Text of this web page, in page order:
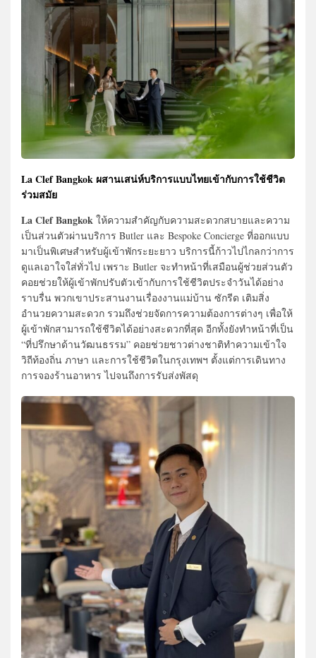
La Clef Bangkok ผสานเสน่ห์บริการแบบไทยเข้ากับการใช้ชีวิต
ร่วมสมัย
La Clef Bangkok ให้ความสำคัญกับความสะดวกสบายและความ
เป็นส่วนตัวผ่านบริการ Butler และ Bespoke Concierge ที่ออกแบบ
มาเป็นพิเศษสำหรับผู้เข้าพักระยะยาว บริการนี้ก้าวไปไกลกว่าการ
ดูแลเอาใจใส่ทั่วไป เพราะ Butler จะทำหน้าที่เสมือนผู้ช่วยส่วนตัว
คอยช่วยให้ผู้เข้าพักปรับตัวเข้ากับการใช้ชีวิตประจำวันได้อย่าง
ราบรื่น พวกเขาประสานงานเรื่องงานแม่บ้าน ซักรีด เติมสิ่ง
อำนวยความสะดวก รวมถึงช่วยจัดการความต้องการต่างๆ เพื่อให้
ผู้เข้าพักสามารถใช้ชีวิตได้อย่างสะดวกที่สุด อีกทั้งยังทำหน้าที่เป็น
“ที่ปรึกษาด้านวัฒนธรรม” คอยช่วยชาวต่างชาติทำความเข้าใจ
วิถีท้องถิ่น ภาษา และการใช้ชีวิตในกรุงเทพฯ ตั้งแต่การเดินทาง
การจองร้านอาหาร ไปจนถึงการรับส่งพัสดุ